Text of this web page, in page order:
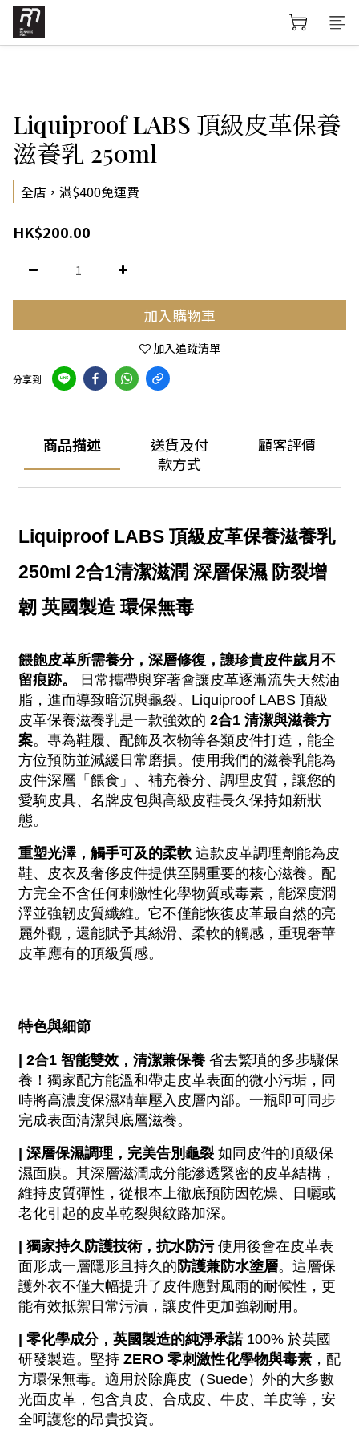
Liquiproof LABS 頂級皮革保養
滋養乳 250ml
全店，滿$400免運費
HK$200.00
加入購物車
加入追蹤清單
分享到
商品描述
送貨及付
款方式
顧客評價
Liquiproof LABS 頂級皮革保養滋養乳
250ml 2合1清潔滋潤 深層保濕 防裂增
韌 英國製造 環保無毒
餵飽皮革所需養分，深層修復，讓珍貴皮件歲月不
留痕跡。
日常攜帶與穿著會讓皮革逐漸流失天然油
脂，進而導致暗沉與龜裂。Liquiproof LABS 頂級
皮革保養滋養乳是一款強效的 2合1 清潔與滋養方
案。專為鞋履、配飾及衣物等各類皮件打造，能全
方位預防並減緩日常磨損。使用我們的滋養乳能為
皮件深層「餵食」、補充養分、調理皮質，讓您的
愛駒皮具、名牌皮包與高級皮鞋長久保持如新狀
態。
重塑光澤，觸手可及的柔軟 這款皮革調理劑能為皮
鞋、皮衣及奢侈皮件提供至關重要的核心滋養。配
方完全不含任何刺激性化學物質或毒素，能深度潤
澤並強韌皮質纖維。它不僅能恢復皮革最自然的亮
麗外觀，還能賦予其絲滑、柔軟的觸感，重現奢華
皮革應有的頂級質感。
特色與細節
| 2合1 智能雙效，清潔兼保養 省去繁瑣的多步驟保
養！獨家配方能溫和帶走皮革表面的微小污垢，同
時將高濃度保濕精華壓入皮層內部。一瓶即可同步
完成表面清潔與底層滋養。
| 深層保濕調理，完美告別龜裂 如同皮件的頂級保
濕面膜。其深層滋潤成分能滲透緊密的皮革結構，
維持皮質彈性，從根本上徹底預防因乾燥、日曬或
老化引起的皮革乾裂與紋路加深。
| 獨家持久防護技術，抗水防污 使用後會在皮革表
面形成一層隱形且持久的 防護兼防水塗層。這層保
護外衣不僅大幅提升了皮件應對風雨的耐候性，更
能有效抵禦日常污漬，讓皮件更加強韌耐用。
| 零化學成分，英國製造的純淨承諾 100% 於英國
研發製造。堅持 ZERO 零刺激性化學物與毒素 ，配
方環保無毒。適用於除麂皮（Suede）外的大多數
光面皮革，包含真皮、合成皮、牛皮、羊皮等，安
全呵護您的昂貴投資。